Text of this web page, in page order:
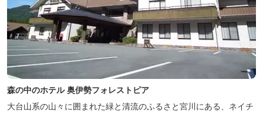
森の中のホテル 奥伊勢フォレストピア
大台山系の山々に囲まれた緑と清流のふるさと宮川にある、ネイチ